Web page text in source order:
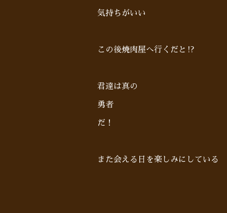
気持ちがいい
この後焼肉屋へ行くだと⁉︎
君達は真の
勇者
だ！
また会える日を楽しみにしている